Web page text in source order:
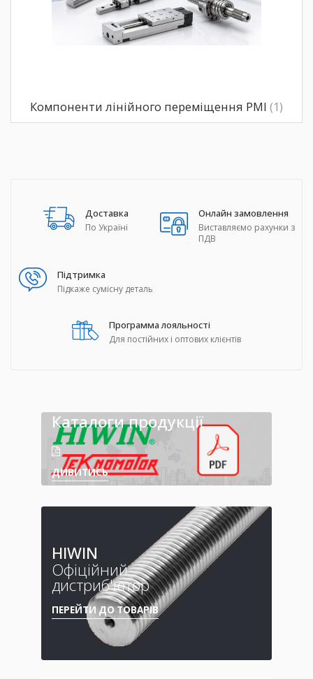
Компоненти лінійного переміщення PMI (1)
Доставка
По Україні
Онлайн замовлення
Виставляємо рахунки з
ПДВ
Підтримка
Підкаже сумісну деталь
Программа лояльності
Для постійних і оптових клієнтів
HIWIN
Офіційний
дистриб'ютор
ПЕРЕЙТИ ДО ТОВАРІВ
Каталоги продукції
ДИВИТИСЬ